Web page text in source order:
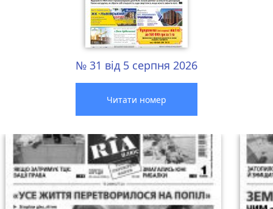
№ 31 від 5 серпня 2026
Читати номер